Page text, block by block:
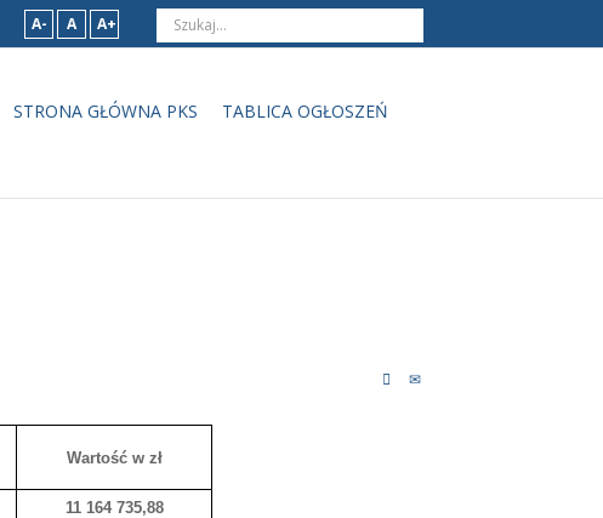
A- A A+
STRONA GŁÓWNA PKS TABLICA OGŁOSZEŃ
Wartość w zł
11 164 735,88